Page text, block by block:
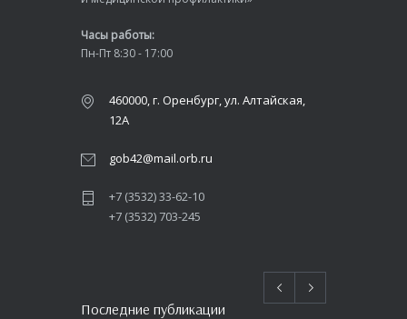
Часы работы:
Пн-Пт 8:30 - 17:00
460000, г. Оренбург, ул. Алтайская,
12А
gob42@mail.orb.ru
+7 (3532) 33-62-10
+7 (3532) 703-245
Последние публикации